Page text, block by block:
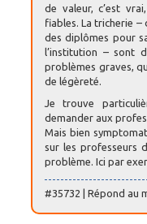
de valeur, c’est
fiables. La tricherie –
des diplômes pour
l’institution – sont
problèmes graves,
de légèreté.
Je trouve
demander aux
Mais bien
sur les professeurs
problème. Ici par
#35732 | Répond au